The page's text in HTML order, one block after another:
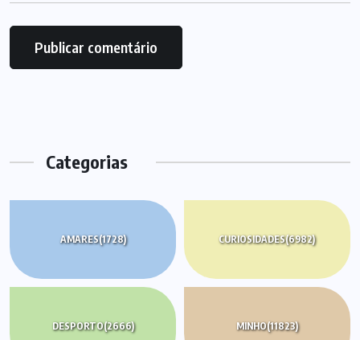
Categorias
AMARES(1728) CURIOSIDADES(6982)
DESPORTO(2666) MINHO(11823)